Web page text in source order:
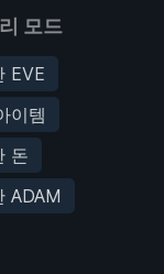
모드
EVE
이템
돈
ADAM